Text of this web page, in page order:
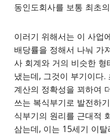
동인도회사를 보통 최초
이러기 위해서는 이 사업
배당률을 정해서 나눠 가
사 회계와 거의 비슷한
냈는데, 그것이 부기이다
계산의 정확성을 꾀하여
쓰는 복식부기로 발전하
식부기의 원리를 근대적
삼는데, 이는 15세기 이